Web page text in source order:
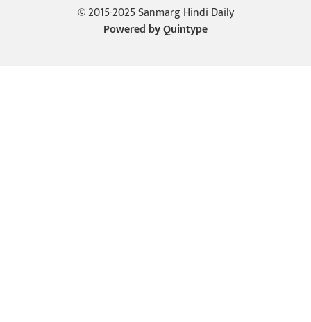
© 2015-2025 Sanmarg Hindi Daily
Powered byQuintype